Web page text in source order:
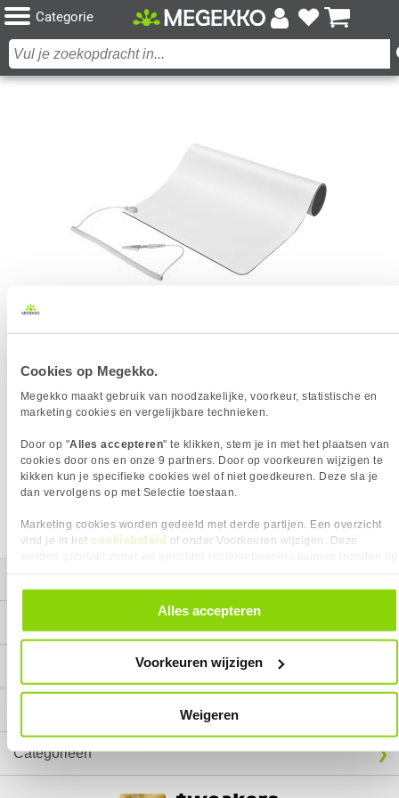
Cookies op Megekko.
Megekko maakt gebruik van noodzakelijke, voorkeur, statistische en
marketing cookies en vergelijkbare technieken.
Door op "Alles accepteren" te klikken, stem je in met het plaatsen van
cookies door ons en onze 9 partners. Door op voorkeuren wijzigen te
kikken kun je specifieke cookies wel of niet goedkeuren. Deze sla je
dan vervolgens op met Selectie toestaan.
Marketing cookies worden gedeeld met derde partijen. Een overzicht
vind je in het cookiebeleid of onder Voorkeuren wijzigen. Deze
alle cookies. Je kunt je gegeven toestemming altijd intrekken, dit doe je
door in de footer van onze website te klikken op ‘Cookievoorkeuren’
Alles accepteren
Voorkeuren wijzigen
Weigeren
Categorie
AARDINGSKABEL, 30CM X 46CM, ESD MAT VOOR
ELEKTRONICA, ANTISTATISC
Het product dat je zocht is helaas niet meer beschikbaar.
Wij doen ons uiterste best om al onze producten zo lang
mogelijk leverbaar te houden.Helaas is dit product op dit
moment bij geen van onze leveranciers leverbaar.
Antistatische producten.
Categorieën